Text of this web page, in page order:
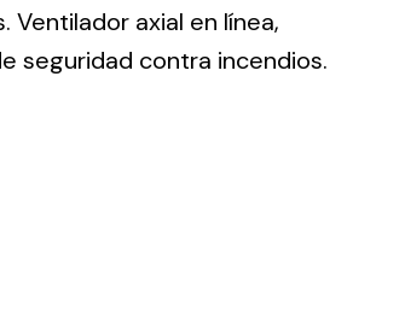
axial en línea,
seguridad contra incendios.